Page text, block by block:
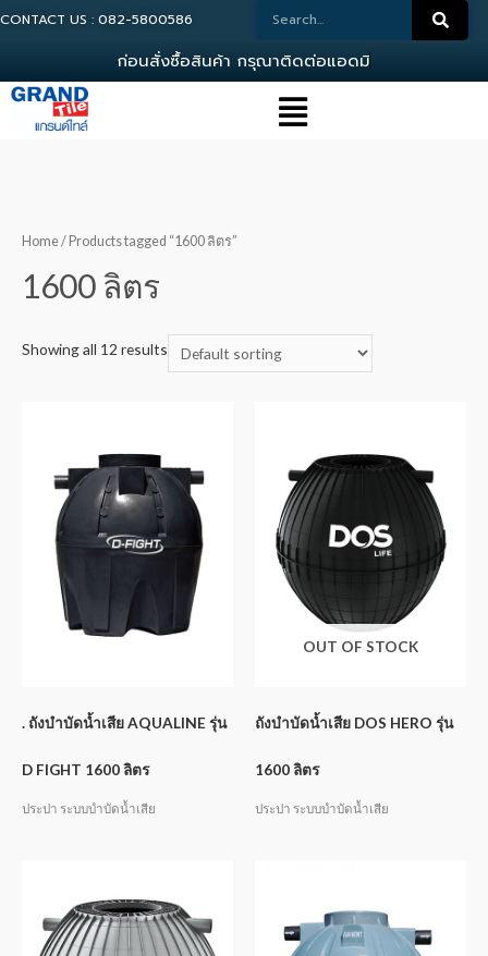
CONTACT US : 082-5800586
อนสงซอสนคา กร ณาตดตอแอดมน 0
Home/ Products tagged “1600 ลิตร”
1600 ลิตร
Showing all 12 results
. ถังบำบัดน้ำเสีย AQUALINE รุ่น
D FIGHT 1600 ลิตร
ประปา ระบบบำบัดน้ำเสีย
OUT OF STOCK
ถังบำบัดน้ำเสีย DOS HERO รุ่น
1600 ลิตร
ประปา ระบบบำบัดน้ำเสีย